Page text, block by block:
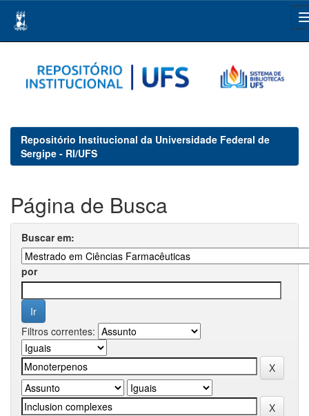
navigation
Repositório Institucional da Universidade Federal de
Sergipe - RI/UFS
Página de Busca
Buscar em:
por
Filtros correntes: